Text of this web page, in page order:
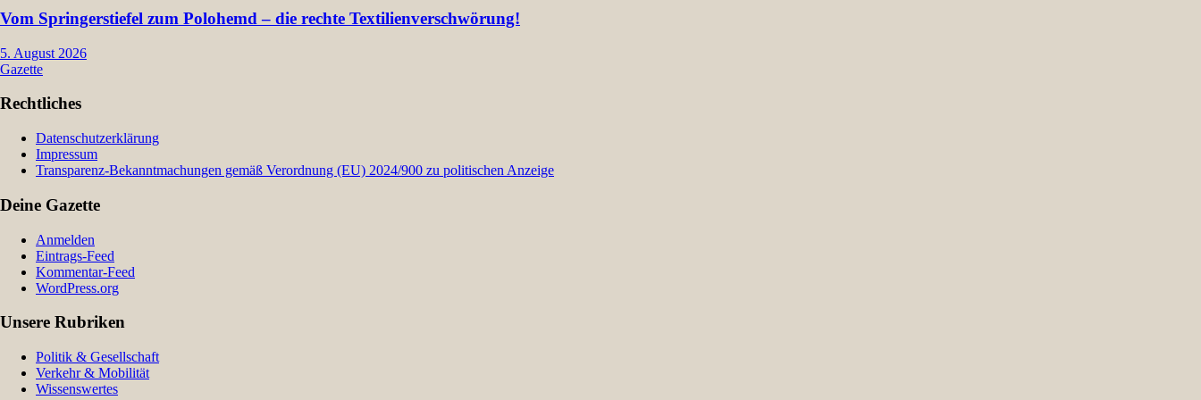
Vom Springerstiefel zum Polohemd – die rechte Textilienverschwörung!
5. August 2026
Gazette
Rechtliches
Datenschutzerklärung
Impressum
Transparenz-Bekanntmachungen gemäß Verordnung (EU) 2024/900 zu politischen Anzeige
Deine Gazette
Anmelden
Eintrags-Feed
Kommentar-Feed
WordPress.org
Unsere Rubriken
Politik & Gesellschaft
Verkehr & Mobilität
Wissenswertes